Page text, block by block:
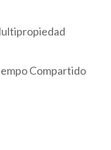
Compartido